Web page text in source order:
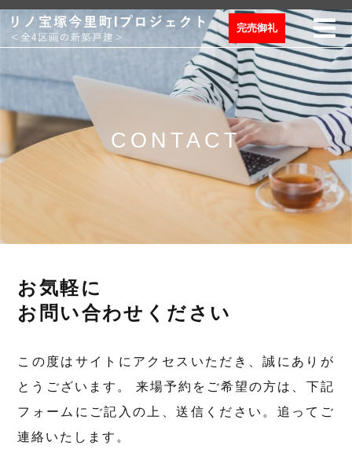
完売御礼
CONTACT
お気軽に
お問い合わせください
この度はサイトにアクセスいただき、誠にありが
とうございます。
来場予約をご希望の方は、下記
フォームにご記入の上、送信ください。追ってご
連絡いたします。